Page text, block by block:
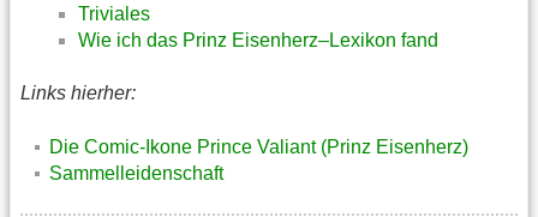
Triviales
Wie ich das Prinz Eisenherz–Lexikon fand
Links hierher:
Die Comic-Ikone Prince Valiant (Prinz Eisenherz)
Sammelleidenschaft